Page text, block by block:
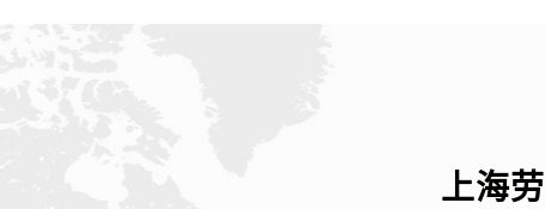
上海